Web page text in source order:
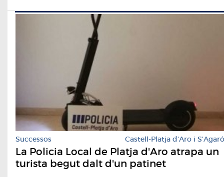
Successos Castell-Platja d'Aro i S'Agaró
La Policia Local de Platja d'Aro atrapa un
turista begut dalt d'un patinet